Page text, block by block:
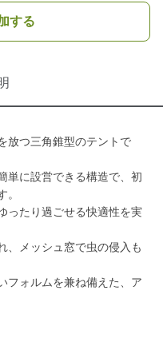
する
放つ三角錐型のテントで
単に設営できる構造で、初
ったり過ごせる快適性を実
、メッシュ窓で虫の侵入も
フォルムを兼ね備えた、ア